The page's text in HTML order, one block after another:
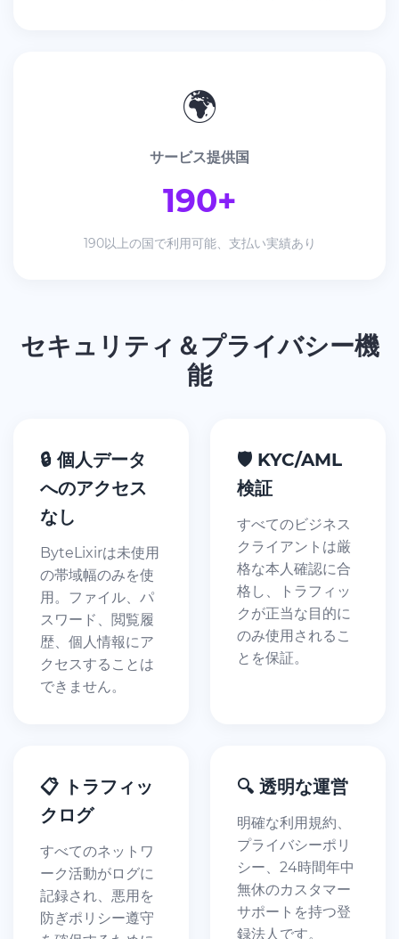
🌍
サービス提供国
190+
190以上の国で利用可能、支払い実績あり
セキュリティ＆プライバシー機
能
🔒 個人データ
へのアクセス
なし
ByteLixirは未使用
の帯域幅のみを使
用。ファイル、パ
スワード、閲覧履
歴、個人情報にア
クセスすることは
できません。
🛡️ KYC/AML
検証
すべてのビジネス
クライアントは厳
格な本人確認に合
格し、トラフィッ
クが正当な目的に
のみ使用されるこ
とを保証。
📋 トラフィッ
クログ
すべてのネットワ
ーク活動がログに
記録され、悪用を
防ぎポリシー遵守
🔍 透明な運営
明確な利用規約、
プライバシーポリ
シー、24時間年中
無休のカスタマー
サポートを持つ登
録法人です。